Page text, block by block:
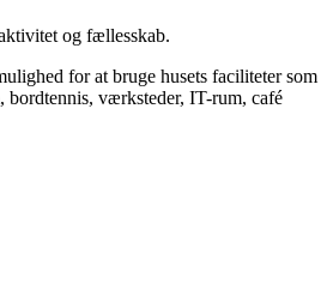
og fællesskab.
for at bruge husets faciliteter som
bordtennis, værksteder, IT-rum, café